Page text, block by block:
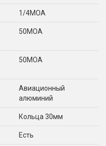
1/4MOA
50MOA
50MOA
Авиационный
алюминий
Кольца 30мм
Есть